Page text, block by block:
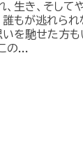
、生き、そし
誰もが逃れられ
を馳せた方も
の...